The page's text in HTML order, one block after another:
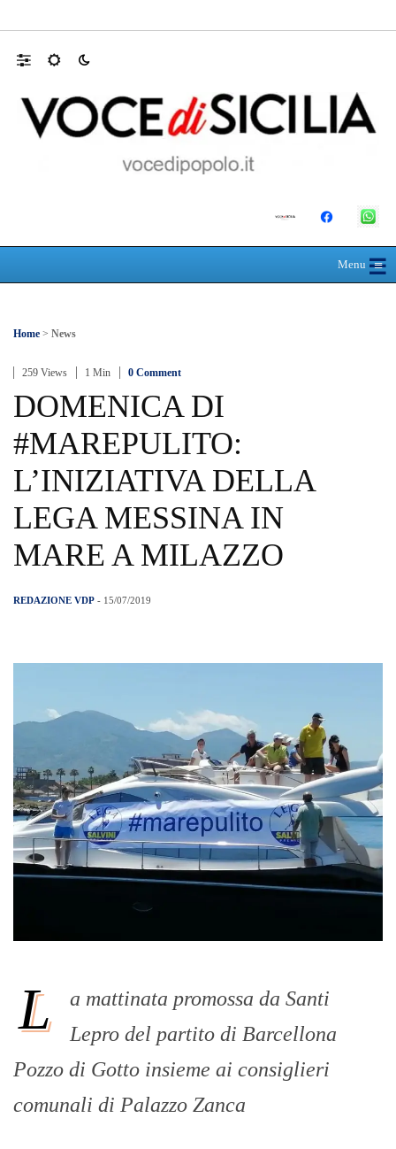
Menu≡
☰
Home > News
259 Views 1 Min 0 Comment
DOMENICA DI
#MAREPULITO:
L’INIZIATIVA DELLA
LEGA MESSINA IN
MARE A MILAZZO
REDAZIONE VDP - 15/07/2019
L
a mattinata promossa da Santi
Lepro del partito di Barcellona
Pozzo di Gotto insieme ai consiglieri
comunali di Palazzo Zanca